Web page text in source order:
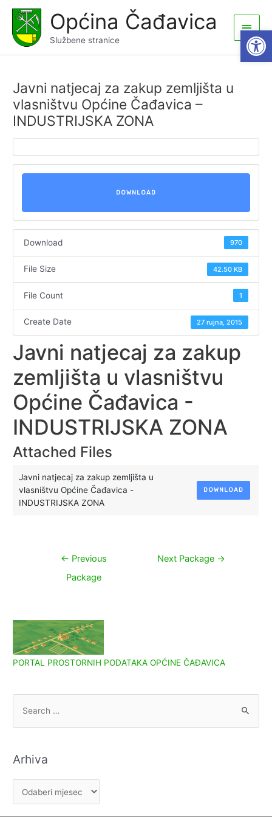
content
Općina Čađavica
Službene stranice
Main
Menu
Javni natjecaj za zakup zemljišta u
vlasništvu Općine Čađavica –
INDUSTRIJSKA ZONA
DOWNLOAD
Download 970
File Size 42.50 KB
File Count 1
Create Date 27 rujna, 2015
Javni natjecaj za zakup
zemljišta u vlasništvu
Općine Čađavica -
INDUSTRIJSKA ZONA
Attached Files
Javni natjecaj za zakup zemljišta u
vlasništvu Općine Čađavica -
INDUSTRIJSKA ZONA
DOWNLOAD
Navigacija
← Previous
Package
Next Package →
PORTAL PROSTORNIH PODATAKA OPĆINE ČAĐAVICA
Arhiva
r